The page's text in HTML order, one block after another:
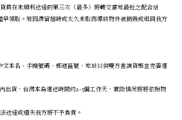
員在未順利送達的第三次（最多）將轉交當地最近之配合站
早領取。若因滯留超時或太久未取而導致物件被銷毀或退回我方
文本名、手機號碼、郵遞區號、地址以供雙方查詢貨態並完善運
出貨，台灣本島運送時間約2-5個工作天，實際情況將將依照物
送達或遺失我方將不予負責。